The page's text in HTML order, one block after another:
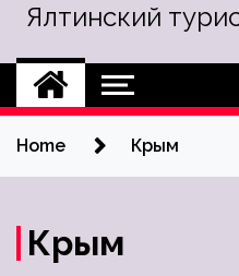
Ялтинский
Home Крым
Крым